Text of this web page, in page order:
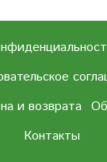
и возврата
Контакты